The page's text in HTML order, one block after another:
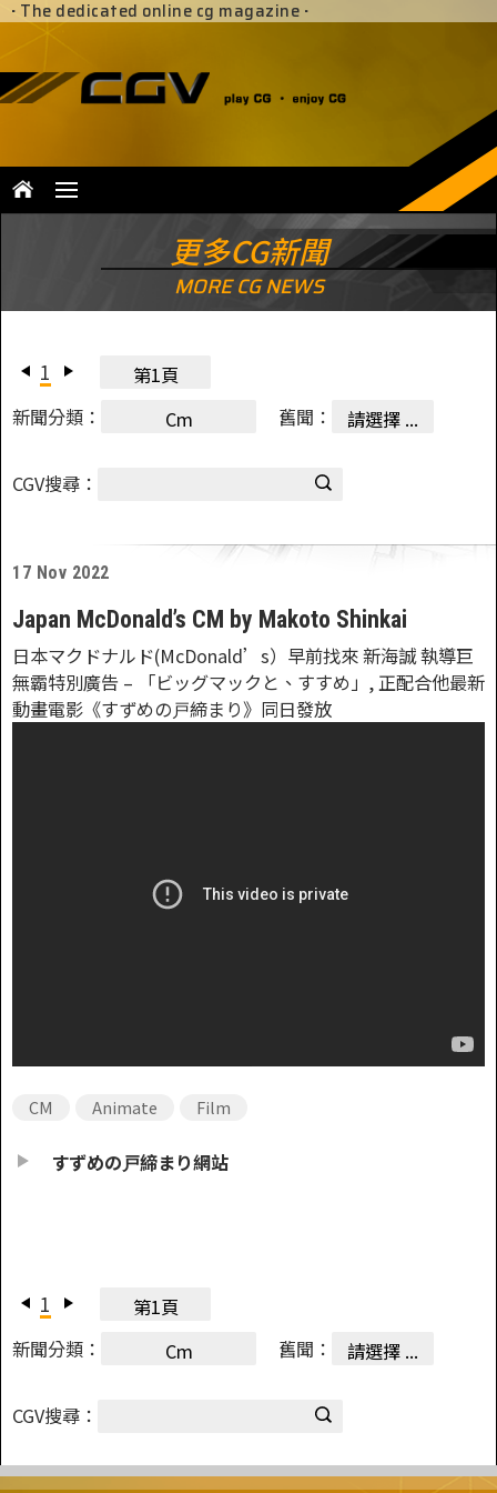
· The dedicated online cg magazine ·
更多CG新聞
MORE CG NEWS
1
第1頁
新聞分類：
Cm 舊聞： 請選擇 ...
CGV搜尋：
17 Nov 2022
Japan McDonald’s CM by Makoto Shinkai
日本マクドナルド(McDonald’s）早前找來 新海誠 執導巨
無霸特別廣告 – 「ビッグマックと、すすめ」, 正配合他最新
動畫電影《すずめの戸締まり》同日發放
CM Animate Film
すずめの戸締まり網站
1
第1頁
新聞分類：
Cm 舊聞： 請選擇 ...
CGV搜尋：